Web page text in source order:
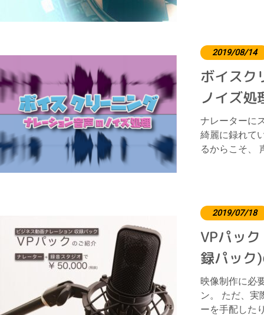
2019/08/14
ボイスク
ノイズ処
ナレーターに
綺麗に録れて
るからこそ、
2019/07/18
VPパッ
録パック
映像制作に必
ン。 ただ、実
ーを手配した